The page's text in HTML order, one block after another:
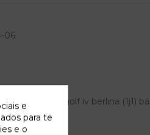
06
volkswagen golf iv berlina (1j1)
e
para te
e o